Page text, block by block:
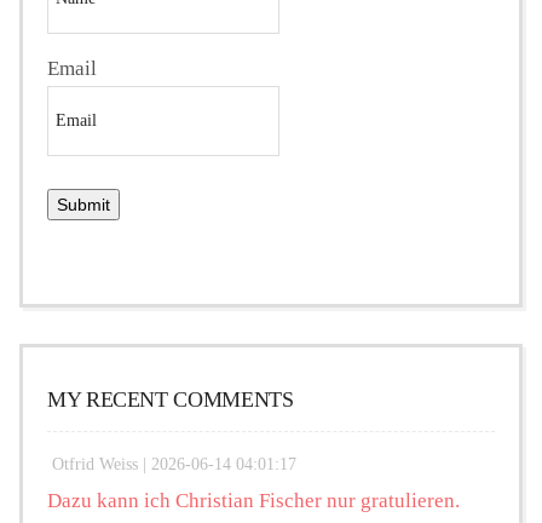
Email
MY RECENT COMMENTS
Otfrid Weiss | 2026-06-14 04:01:17
Dazu kann ich Christian Fischer nur gratulieren.